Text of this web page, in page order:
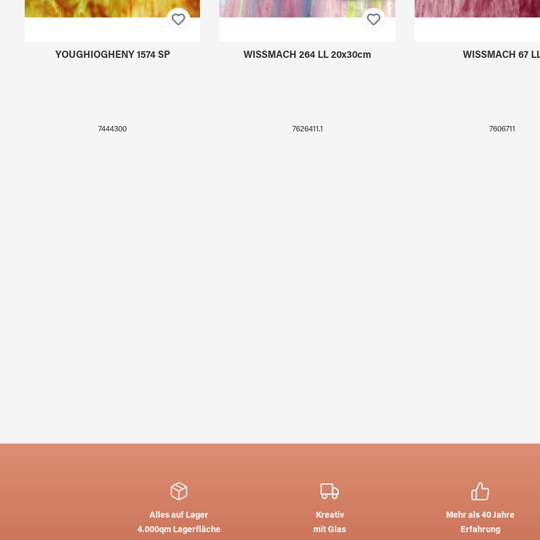
YOUGHIOGHENY 1574 SP
7444300
WISSMACH 264 LL 20x30cm
7626411.1
WISSMACH 67
7606711
Alles auf Lager
4.000qm Lagerfläche
Kreativ
mit Glas
Mehr als 40 Jahre
Erfahrung